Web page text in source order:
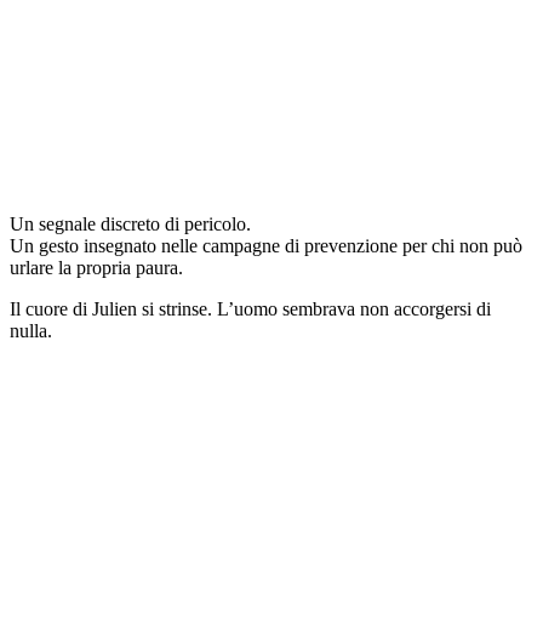
Un segnale discreto di pericolo.
Un gesto insegnato nelle campagne di prevenzione per chi non può
urlare la propria paura.
Il cuore di Julien si strinse. L’uomo sembrava non accorgersi di
nulla.